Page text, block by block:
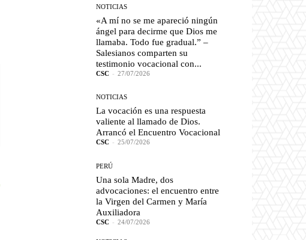
NOTICIAS
«A mí no se me apareció ningún
ángel para decirme que Dios me
llamaba. Todo fue gradual.” –
Salesianos comparten su
testimonio vocacional con...
CSC - 27/07/2026
NOTICIAS
La vocación es una respuesta
valiente al llamado de Dios.
Arrancó el Encuentro Vocacional
CSC - 25/07/2026
PERÚ
Una sola Madre, dos
advocaciones: el encuentro entre
la Virgen del Carmen y María
Auxiliadora
CSC - 24/07/2026